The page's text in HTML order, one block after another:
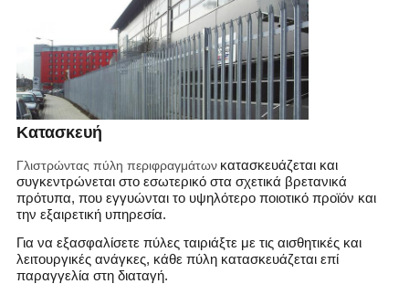
Κατασκευή
Γλιστρώντας πύλη περιφραγμάτων κατασκευάζεται και
συγκεντρώνεται στο εσωτερικό στα σχετικά βρετανικά
πρότυπα, που εγγυώνται το υψηλότερο ποιοτικό προϊόν και
την εξαιρετική υπηρεσία.
Για να εξασφαλίσετε πύλες ταιριάξτε με τις αισθητικές και
λειτουργικές ανάγκες, κάθε πύλη κατασκευάζεται επί
παραγγελία στη διαταγή.